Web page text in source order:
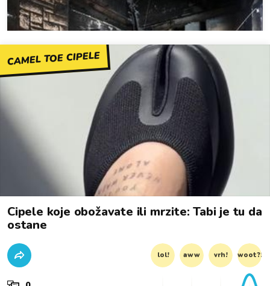
CAMEL TOE CIPELE
Cipele koje obožavate ili mrzite: Tabi je tu da
ostane
lol! aww vrh! woot?!